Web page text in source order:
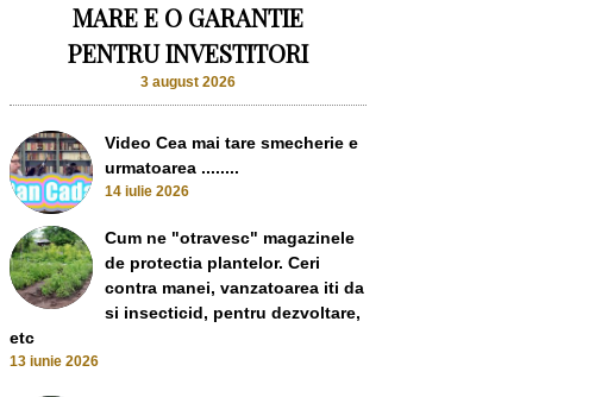
MARE E O GARANTIE
PENTRU INVESTITORI
3 august 2026
Video Cea mai tare smecherie e
urmatoarea ........
14 iulie 2026
Cum ne "otravesc" magazinele
de protectia plantelor. Ceri
contra manei, vanzatoarea iti da
si insecticid, pentru dezvoltare,
etc
13 iunie 2026